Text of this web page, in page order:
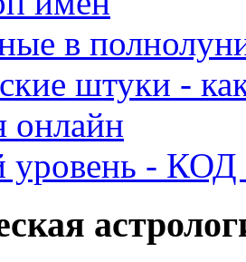
в
штуки -
онлайн
- КОД